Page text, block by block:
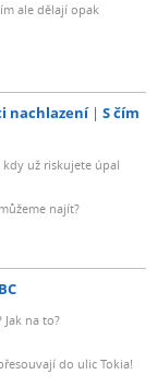
ale dělají opak
nachlazení
S čím
kdy už riskujete úpal
najít?
na to?
do ulic Tokia!